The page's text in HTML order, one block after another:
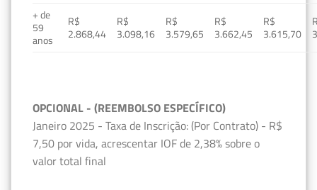
+ de
59
anos
R$
2.868,44
R$
3.098,16
R$
3.579,65
R$
3.662,45
R$
3.615,70
OPCIONAL - (REEMBOLSO ESPECÍFICO)
Janeiro 2025 - Taxa de Inscrição: (Por Contrato) - R$
7,50 por vida, acrescentar IOF de 2,38% sobre o
valor total final